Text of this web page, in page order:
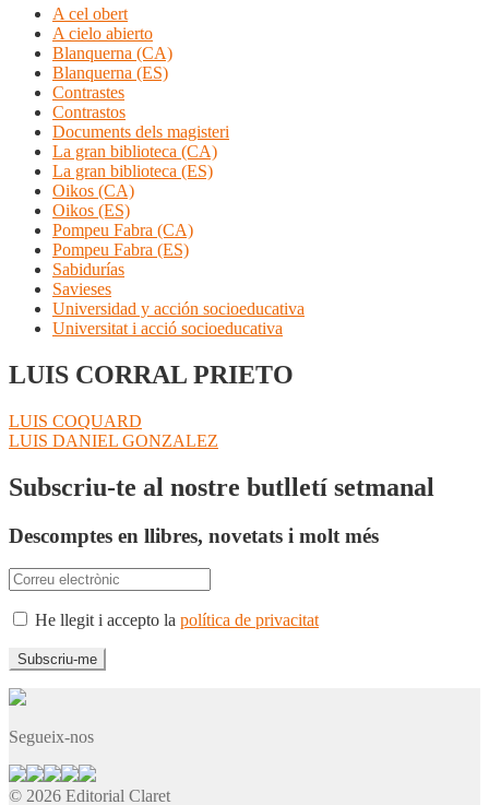
A cel obert
A cielo abierto
Blanquerna (CA)
Blanquerna (ES)
Contrastes
Contrastos
Documents dels magisteri
La gran biblioteca (CA)
La gran biblioteca (ES)
Oikos (CA)
Oikos (ES)
Pompeu Fabra (CA)
Pompeu Fabra (ES)
Sabidurías
Savieses
Universidad y acción socioeducativa
Universitat i acció socioeducativa
LUIS CORRAL PRIETO
Navegació
d'entrades
Entrada
anterior:
LUIS COQUARD
Pròxima
LUIS DANIEL GONZALEZ
Subscriu-te al nostre butlletí setmanal
Descomptes en llibres, novetats i molt més
He llegit i accepto la política de privacitat
Segueix-nos
© 2026 Editorial Claret